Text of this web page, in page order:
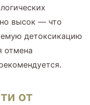
высок — что
детоксикацию
отмена
от